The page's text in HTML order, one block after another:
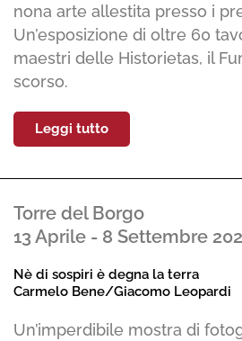
nona arte allestita presso i
Un’esposizione di oltre 60
maestri delle Historietas, il
scorso.
Leggi tutto
Torre del Borgo
13 Aprile - 8 Settembre
Nè di sospiri è degna la terra
Carmelo Bene/Giacomo Leopardi
Un’imperdibile mostra di